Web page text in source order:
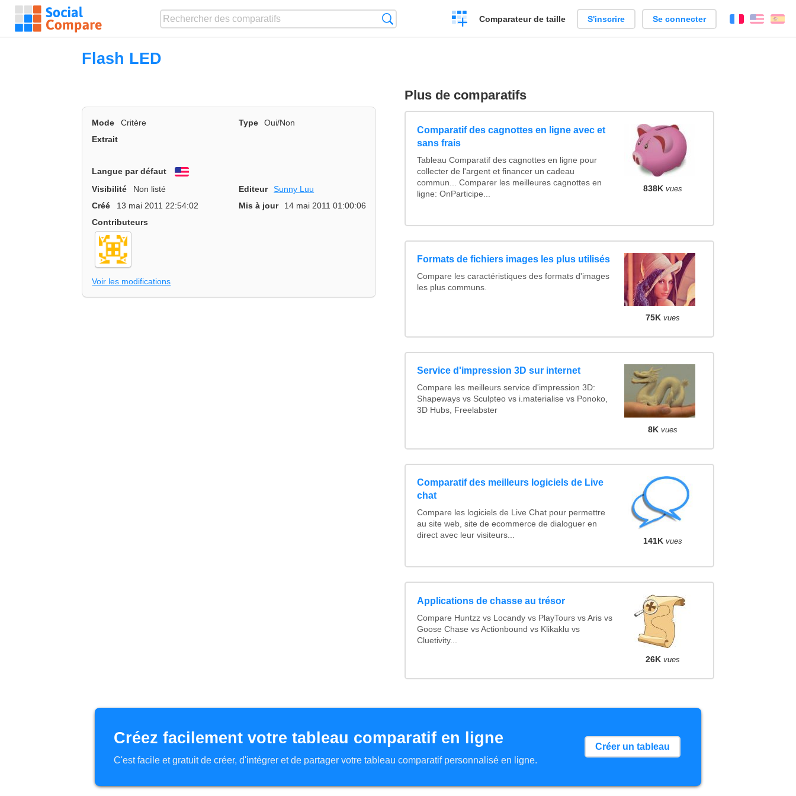
Créer
un
Comparateur de taille S'inscrire Se connecter FrançaisEnglish
Flash LED
Mode Critère Type
Oui/Non
Extrait
Langue par défaut
Visibilité
Non listé Editeur
Sunny Luu
Créé
13 mai 2011 22:54:02 Mis à jour
14 mai 2011 01:00:06
Contributeurs
Voir les modifications
Plus de comparatifs
Comparatif des cagnottes en ligne avec et
sans frais
Tableau Comparatif des cagnottes en ligne pour
collecter de l'argent et financer un cadeau
commun... Comparer les meilleures cagnottes en
ligne: OnParticipe...
838K vues
Formats de fichiers images les plus utilisés
Compare les caractéristiques des formats d'images
les plus communs.
75K vues
Service d'impression 3D sur internet
Compare les meilleurs service d'impression 3D:
Shapeways vs Sculpteo vs i.materialise vs Ponoko,
3D Hubs, Freelabster
8K vues
Comparatif des meilleurs logiciels de Live
chat
Compare les logiciels de Live Chat pour permettre
au site web, site de ecommerce de dialoguer en
direct avec leur visiteurs...
141K vues
Applications de chasse au trésor
Compare Huntzz vs Locandy vs PlayTours vs Aris vs
Goose Chase vs Actionbound vs Klikaklu vs
Cluetivity...
26K vues
Créez facilement votre tableau comparatif en ligne
C'est facile et gratuit de créer, d'intégrer et de partager votre tableau comparatif personnalisé en ligne.
Créer un tableau